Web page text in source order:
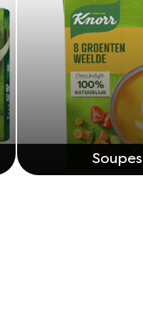
Soupes